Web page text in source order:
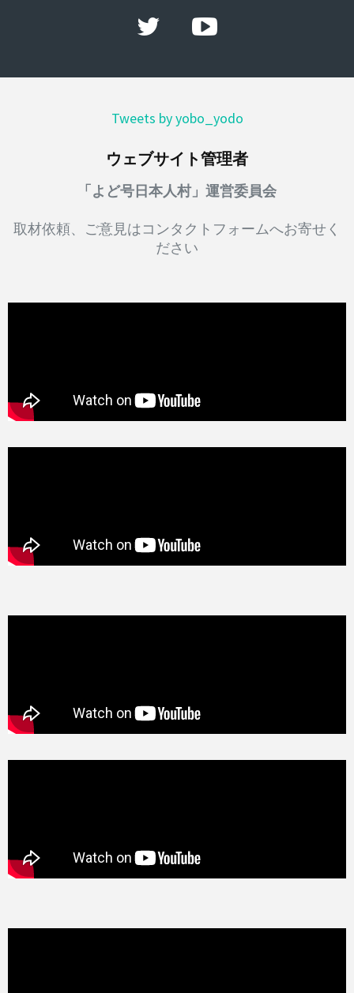
Tweets by yobo_yodo
ウェブサイト管理者
「よど号日本人村」運営委員会
取材依頼、ご意見はコンタクトフォームへお寄せく
ださい